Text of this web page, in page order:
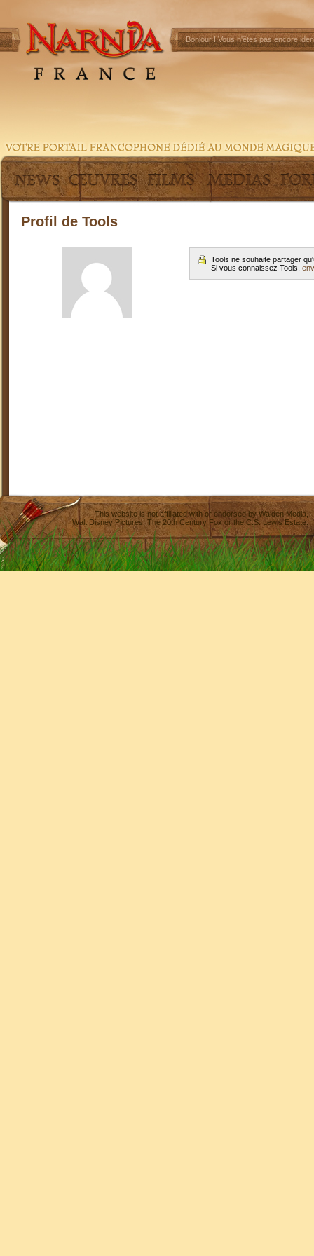
Bonjour !Vous n'êtes pas encore
Profil de Tools
Tools ne souhaite partager
Si vous connaissez Tools,
This website is not affiliated with or endorsed byWalden Media
Walt Disney Pictures,The 20th Century Fox or the C.S. Lewis Estate.